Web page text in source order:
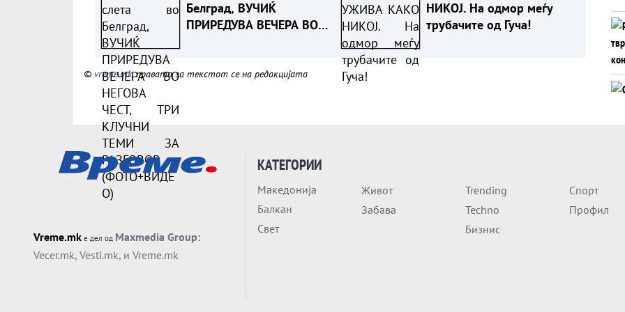
Белград, ВУЧИЌ
ПРИРЕДУВА ВЕЧЕРА ВО
РАЗГОВОР (ФОТО+ВИДЕО)
НИКОЈ. На одмор меѓу
трубачите од Гуча!
© vreme.mk, правата за текстот се на редакцијата
Vreme.mk е дел од Maxmedia Group:
Vecer.mk, Vesti.mk, и Vreme.mk
КАТЕГОРИИ
Македонија
Балкан
Свет
Живот
Забава
Trending
Techno
Бизнис
Спорт
Профил